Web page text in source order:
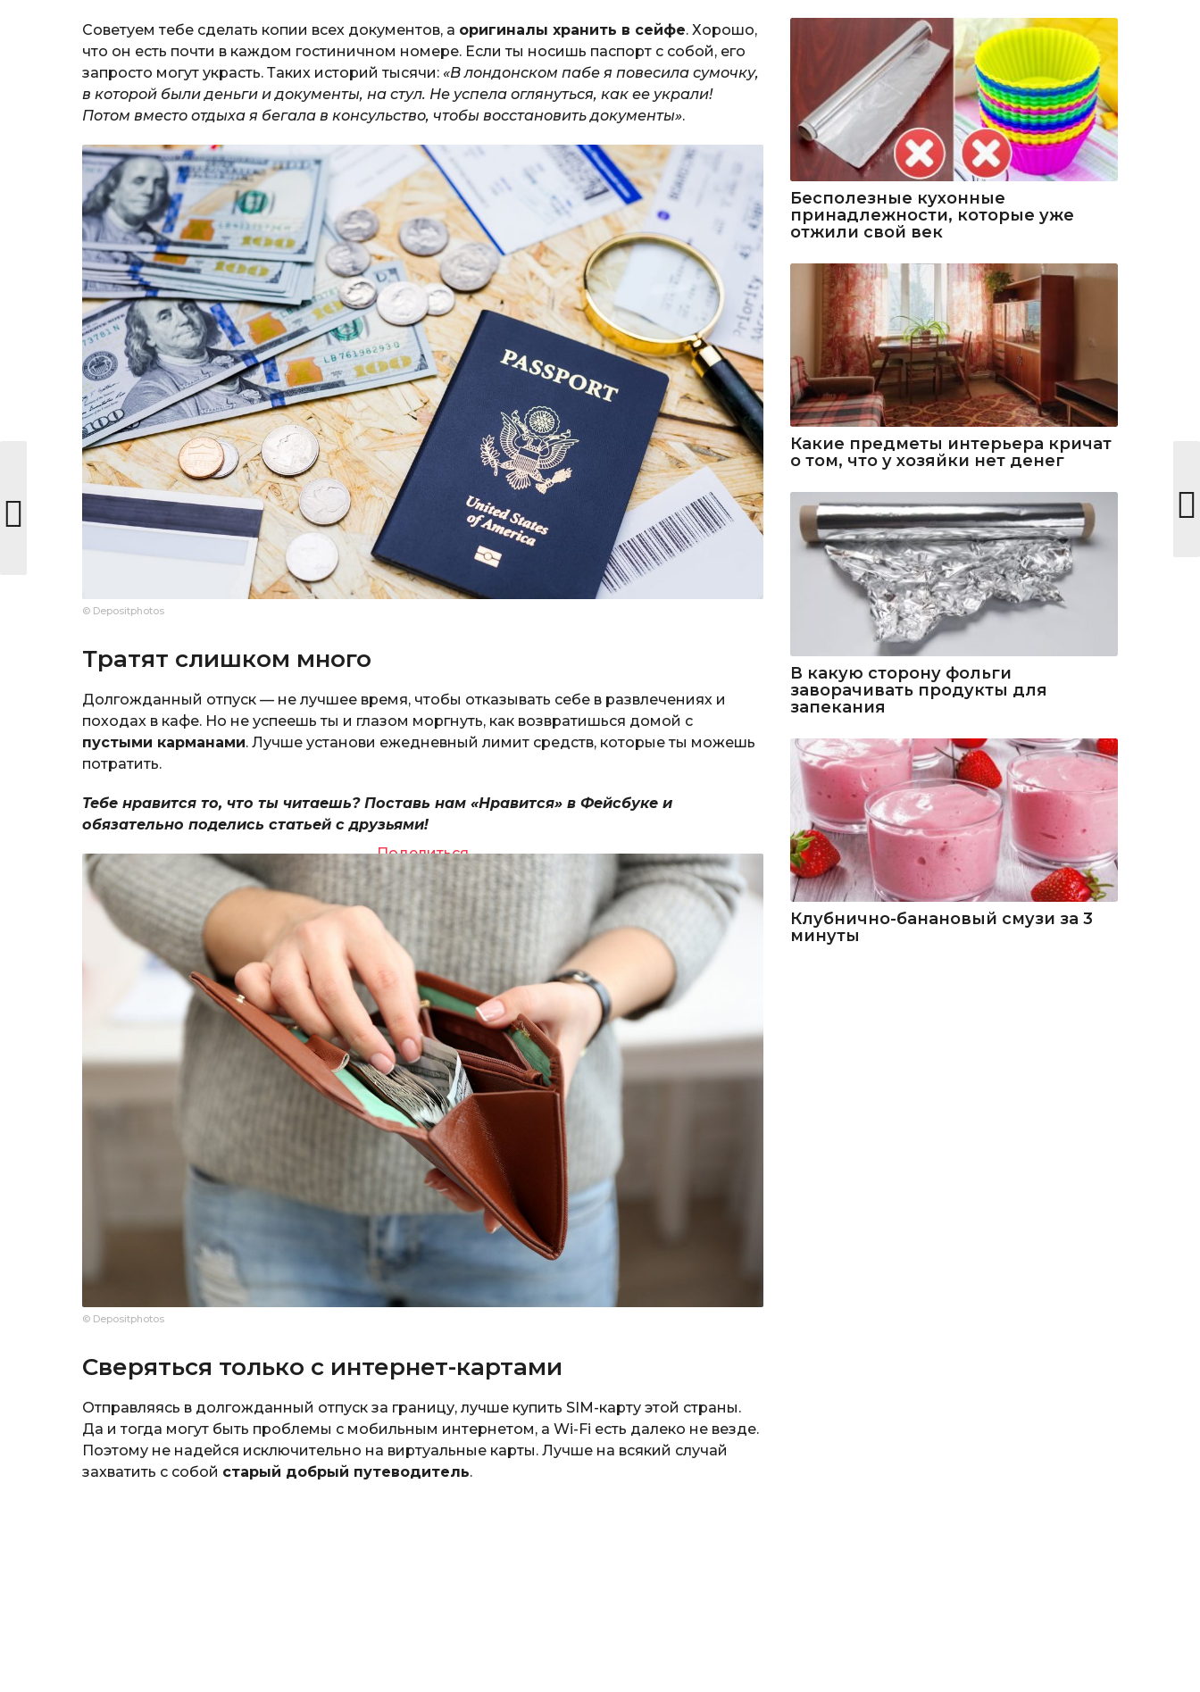
Советуем тебе сделать копии всех документов, а оригиналы хранить в сейфе. Хорошо,
что он есть почти в каждом гостиничном номере. Если ты носишь паспорт с собой, его
запросто могут украсть. Таких историй тысячи: «В лондонском пабе я повесила сумочку,
в которой были деньги и документы, на стул. Не успела оглянуться, как ее украли!
Потом вместо отдыха я бегала в консульство, чтобы восстановить документы».
© Depositphotos
Тратят слишком много
Долгожданный отпуск — не лучшее время, чтобы отказывать себе в развлечениях и
походах в кафе. Но не успеешь ты и глазом моргнуть, как возвратишься домой с
пустыми карманами. Лучше установи ежедневный лимит средств, которые ты можешь
потратить.
Тебе нравится то, что ты читаешь? Поставь нам «Нравится» в Фейсбуке и
обязательно поделись статьей с друзьями!
Поделиться
© Depositphotos
Сверяться только с интернет-картами
Отправляясь в долгожданный отпуск за границу, лучше купить SIM-карту этой страны.
Да и тогда могут быть проблемы с мобильным интернетом, а Wi-Fi есть далеко не везде.
Поэтому не надейся исключительно на виртуальные карты. Лучше на всякий случай
захватить с собой старый добрый путеводитель.
Бесполезные кухонные
принадлежности, которые уже
отжили свой век
Какие предметы интерьера кричат
о том, что у хозяйки нет денег
В какую сторону фольги
заворачивать продукты для
запекания
Клубнично-банановый смузи за 3
минуты